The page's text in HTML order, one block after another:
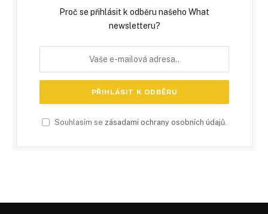
Proč se přihlásit k odběru našeho What
newsletteru?
Souhlasím se zásadami ochrany osobních údajů